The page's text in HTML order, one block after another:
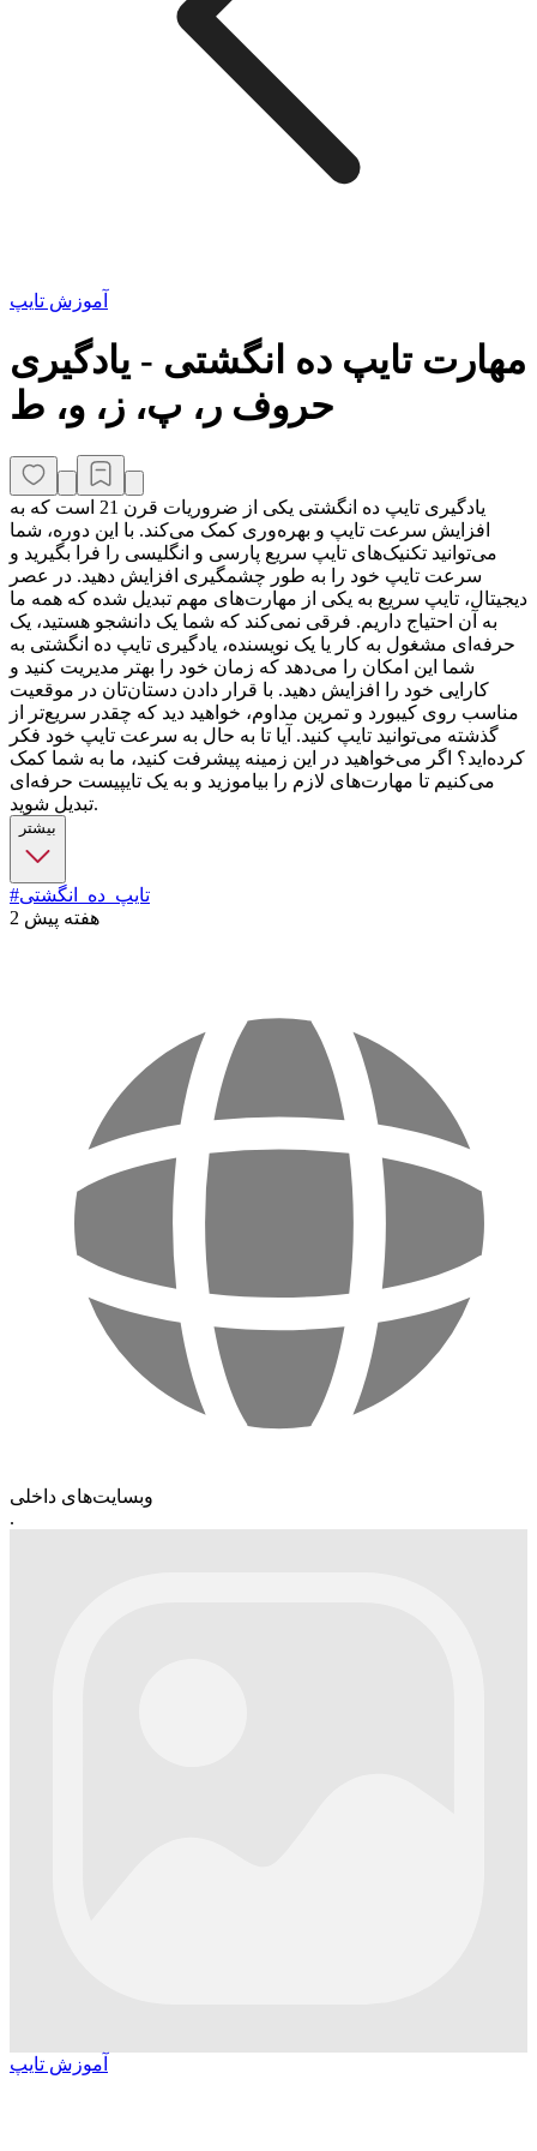
آموزش تایپ
مهارت تایپ ده انگشتی - یادگیری
حروف ر، پ، ز، و، ط
یادگیری تایپ ده انگشتی یکی از ضروریات قرن 21 است که به
افزایش سرعت تایپ و بهره‌وری کمک می‌کند. با این دوره، شما
می‌توانید تکنیک‌های تایپ سریع پارسی و انگلیسی را فرا بگیرید و
سرعت تایپ خود را به طور چشمگیری افزایش دهید. در عصر
دیجیتال، تایپ سریع به یکی از مهارت‌های مهم تبدیل شده که همه ما
به آن احتیاج داریم. فرقی نمی‌کند که شما یک دانشجو هستید، یک
حرفه‌ای مشغول به کار یا یک نویسنده، یادگیری تایپ ده انگشتی به
شما این امکان را می‌دهد که زمان خود را بهتر مدیریت کنید و
کارایی خود را افزایش دهید. با قرار دادن دستان‌تان در موقعیت
مناسب روی کیبورد و تمرین مداوم، خواهید دید که چقدر سریع‌تر از
گذشته می‌توانید تایپ کنید. آیا تا به حال به سرعت تایپ خود فکر
کرده‌اید؟ اگر می‌خواهید در این زمینه پیشرفت کنید، ما به شما کمک
می‌کنیم تا مهارت‌های لازم را بیاموزید و به یک تایپیست حرفه‌ای
تبدیل شوید.
بیشتر
#تایپ_ده_انگشتی
2 هفته پیش
وبسایت‌های داخلی
.
آموزش تایپ